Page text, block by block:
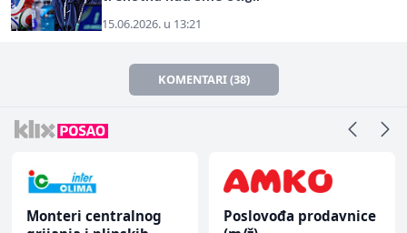
15.06.2026. u 13:21
KOMENTARI (38)
Monteri centralnog
Poslovođa prodavnice